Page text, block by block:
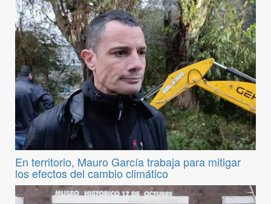
En territorio, Mauro García trabaja para mitigar
los efectos del cambio climático